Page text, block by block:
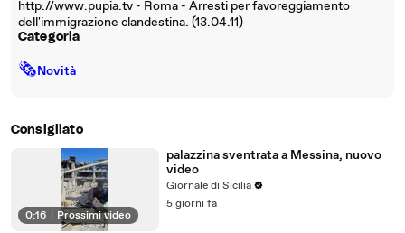
http://www.pupia.tv - Roma - Arresti per favoreggiamento
dell'immigrazione clandestina. (13.04.11)
Categoria
🗞Novità
Consigliato
0:16 Prossimi video
palazzina sventrata a Messina, nuovo
video
Giornale di Sicilia
5 giorni fa